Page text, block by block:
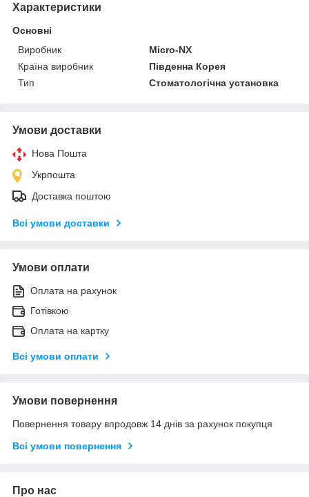
Характеристики
Основні
Виробник
Micro-NX
Країна виробник
Південна Корея
Тип
Стоматологічна установка
Умови доставки
Нова Пошта
Укрпошта
Доставка поштою
Всі умови доставки
Умови оплати
Оплата на рахунок
Готівкою
Оплата на картку
Всі умови оплати
Умови повернення
Повернення товару впродовж 14 днів за рахунок покупця
Всі умови повернення
Про нас